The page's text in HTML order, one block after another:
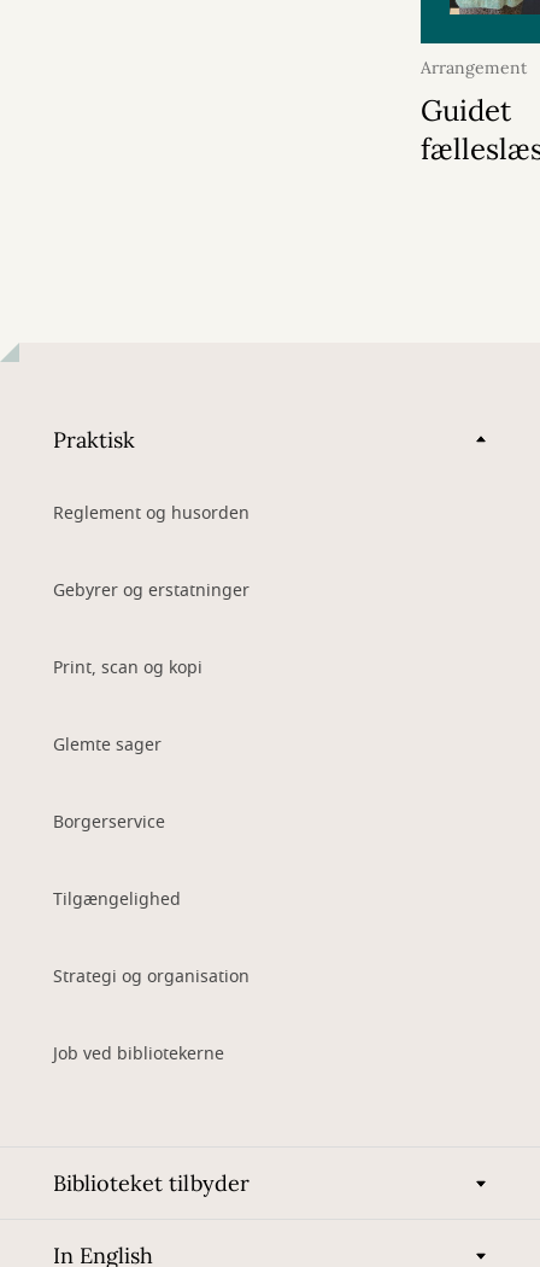
Arrangement
2026
Guidet
Praktisk
Reglement og husorden
Gebyrer og erstatninger
Print, scan og kopi
Glemte sager
Borgerservice
Tilgængelighed
Strategi og organisation
Job ved bibliotekerne
Biblioteket tilbyder
In English